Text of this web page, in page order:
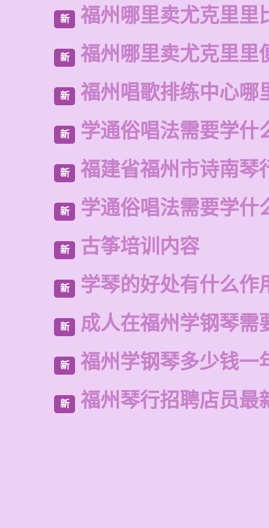
新 福州哪里卖尤克里里
新 福州哪里卖尤克里里
新 福州唱歌排练中心哪
新 学通俗唱法需要学什
新 福建省福州市诗南琴
新 学通俗唱法需要学什
新 古筝培训内容
新 学琴的好处有什么作
新 成人在福州学钢琴需
新 福州学钢琴多少钱一
新 福州琴行招聘店员最